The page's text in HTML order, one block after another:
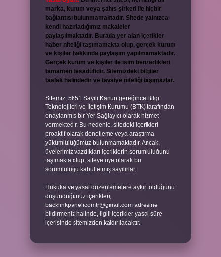
marka, kurum veya şahıs şirketi ile hiçbir
bağlantısı bulunmamaktadır. Sitede yalnızca
kendi hazırladığımız makaleler
paylaşılmaktadır. Burada yer alan içerikler
haber niteliği taşımamakta olup, gerçek kurum
ve kişiler hakkında paylaşım yapılmamaktadır.
Gerçek kurum ve kişiler ile isim benzerlikleri
tamamen tesadüfidir. Sitemizdeki bilgiler
taslak halindedir ve tavsiye niteliği taşımazlar.
Sitemiz, 5651 Sayılı Kanun gereğince Bilgi
Teknolojileri ve İletişim Kurumu (BTK) tarafından
onaylanmış bir Yer Sağlayıcı olarak hizmet
vermektedir. Bu nedenle, sitedeki içerikleri
proaktif olarak denetleme veya araştırma
yükümlülüğümüz bulunmamaktadır. Ancak,
üyelerimiz yazdıkları içeriklerin sorumluluğunu
taşımakta olup, siteye üye olarak bu
sorumluluğu kabul etmiş sayılırlar.
Hukuka ve yasal düzenlemelere aykırı olduğunu
düşündüğünüz içerikleri,
backlinkpanelicomtr@gmail.com adresine
bildirmeniz halinde, ilgili içerikler yasal süre
içerisinde sitemizden kaldırılacaktır.